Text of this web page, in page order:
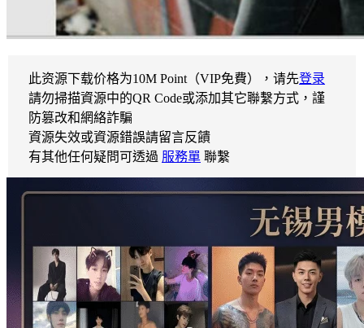
此资源下载价格为10M Point（VIP免費），请先登录
請勿掃描資源中的QR Code或添加其它聯繫方式，謹
防篡改和網絡詐騙
資源失效或資源錯誤請留言反饋
有其他任何疑問可透過 服務單 聯繫